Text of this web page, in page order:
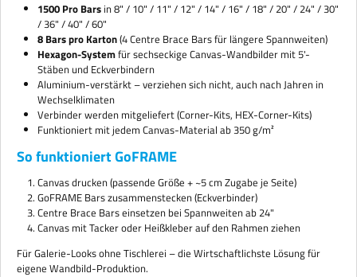
1500 Pro Barsin 8" / 10" / 11" / 12" / 14" / 16" / 18" / 20" / 24" / 30"
/ 36" / 40" / 60"
8 Bars pro Karton(4 Centre Brace Bars für längere Spannweiten)
Hexagon-Systemfür sechseckige Canvas-Wandbilder mit 5'-
Stäben und Eckverbindern
Aluminium-verstärkt – verziehen sich nicht, auch nach Jahren in
Wechselklimaten
Verbinder werden mitgeliefert (Corner-Kits, HEX-Corner-Kits)
Funktioniert mit jedem Canvas-Material ab 350 g/m²
So funktioniert GoFRAME
Canvas drucken (passende Größe + ~5 cm Zugabe je Seite)
GoFRAME Bars zusammenstecken (Eckverbinder)
Centre Brace Bars einsetzen bei Spannweiten ab 24"
Canvas mit Tacker oder Heißkleber auf den Rahmen ziehen
Für Galerie-Looks ohne Tischlerei – die Wirtschaftlichste Lösung für
eigene Wandbild-Produktion.